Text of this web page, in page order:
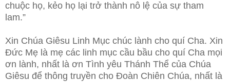
chuộc họ, kẻo họ lại trở thành nô lệ của sự tham
lam.”
Xin Chúa Giêsu Linh Mục chúc lành cho quí Cha. Xin
Đức Mẹ là mẹ các linh mục cầu bầu cho quí Cha mọi
ơn lành, nhất là ơn Tình yêu Thánh Thể của Chúa
Giêsu để thông truyền cho Đoàn Chiên Chúa, nhất là